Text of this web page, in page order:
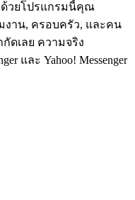
วยโปรแกรมนี้คุณ
งาน, ครอบครัว, และคน
ดเลย ความจริง
และ Yahoo! Messenger